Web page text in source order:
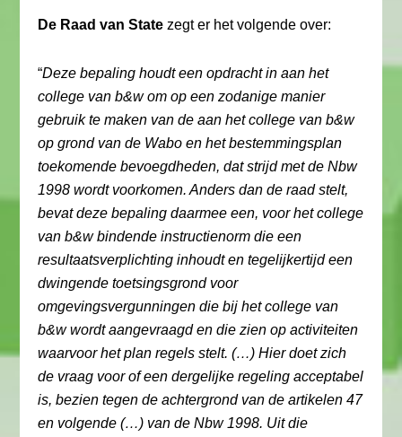
De Raad van State zegt er het volgende over:
“Deze bepaling houdt een opdracht in aan het
college van b&w om op een zodanige manier
gebruik te maken van de aan het college van b&w
op grond van de Wabo en het bestemmingsplan
toekomende bevoegdheden, dat strijd met de Nbw
1998 wordt voorkomen. Anders dan de raad stelt,
bevat deze bepaling daarmee een, voor het college
van b&w bindende instructienorm die een
resultaatsverplichting inhoudt en tegelijkertijd een
dwingende toetsingsgrond voor
omgevingsvergunningen die bij het college van
b&w wordt aangevraagd en die zien op activiteiten
waarvoor het plan regels stelt. (…) Hier doet zich
de vraag voor of een dergelijke regeling acceptabel
is, bezien tegen de achtergrond van de artikelen 47
en volgende (…) van de Nbw 1998. Uit die